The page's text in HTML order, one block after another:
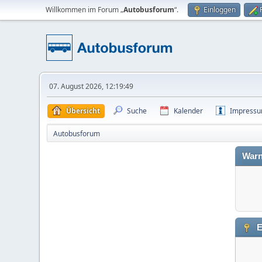
Willkommen im Forum „Autobusforum“. Einloggen
07. August 2026, 12:19:49
Übersicht Suche Kalender
Autobusforum